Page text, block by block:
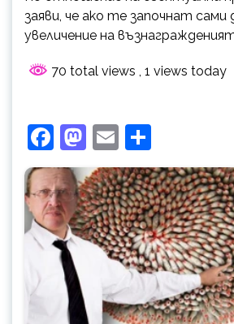
заяви, че ако те започнат
увеличение на
70 total views
, 1 views today
Facebook
Mastodon
Email